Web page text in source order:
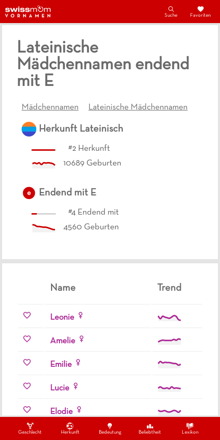
Geschlecht Herkunft Bedeutung Beliebtheit Lexikon
Suche Favoriten
Lateinische
Mädchennamen endend
mit E
Mädchennamen Lateinische Mädchennamen
Herkunft Lateinisch
#2 Herkunft
10689 Geburten
e Endend mit E
#4 Endend mit
4560 Geburten
Name Trend
Leonie
Amelie
Emilie
Lucie
Elodie
Rose